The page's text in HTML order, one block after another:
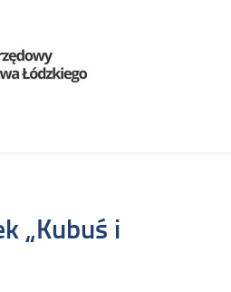
„Kubuś i